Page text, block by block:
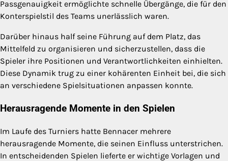
Passgenauigkeit ermöglichte schnelle Übergänge, die für den
Konterspielstil des Teams unerlässlich waren.
Darüber hinaus half seine Führung auf dem Platz, das
Mittelfeld zu organisieren und sicherzustellen, dass die
Spieler ihre Positionen und Verantwortlichkeiten einhielten.
Diese Dynamik trug zu einer kohärenten Einheit bei, die sich
an verschiedene Spielsituationen anpassen konnte.
Herausragende Momente in den Spielen
Im Laufe des Turniers hatte Bennacer mehrere
herausragende Momente, die seinen Einfluss unterstrichen.
In entscheidenden Spielen lieferte er wichtige Vorlagen und